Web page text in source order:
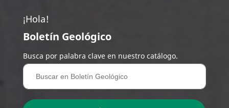
¡Hola!
Boletín Geológico
Busca por palabra clave en nuestro catálogo.